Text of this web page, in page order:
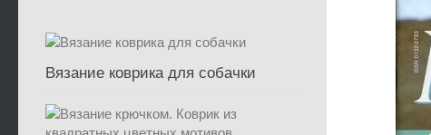
Вязание коврика для собачки